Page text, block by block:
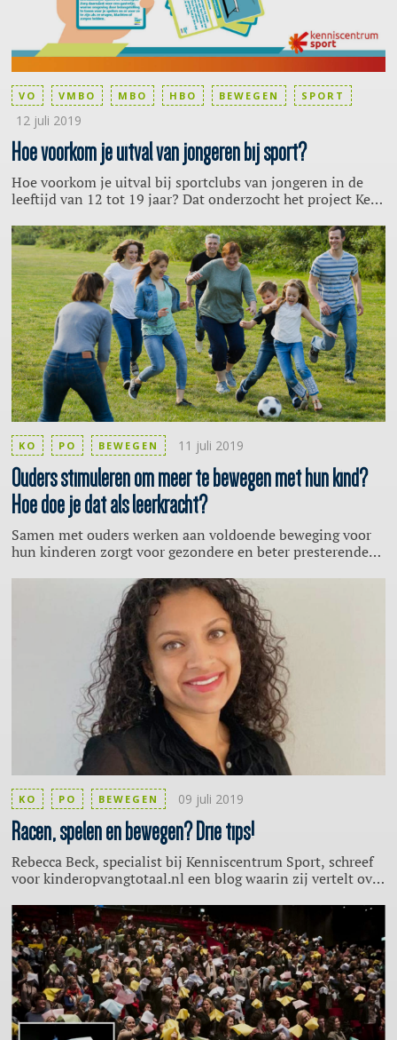
Hoe voorkom je uitval van jongeren bij sport?
Hoe voorkom je uitval bij sportclubs van jongeren in de
leeftijd van 12 tot 19 jaar? Dat onderzocht het project Keep
waarbij vanuit Nederland de Erasmus Universiteit
Rotterdam betrokken was. Het leidde onder meer tot een
toolkit met een kaartspel, waarin 14 uitvalfactoren worden
benoemd, inclusief acties die professionals in de sport die
met jongeren en jongvolwassenen werken kunnen
gebruiken. Maar ook voor sportclubs biedt het kaartspel
handvatten om jongeren te (blijven) motiveren, het
jeugdbeleid te verbeteren en een sportclub-actieplan op te
stellen.
VO VMBO MBO HBO BEWEGEN SPORT
12 juli 2019
Oudersstimuleren om meer te bewegen met hun kind?
Hoe doe je dat als leerkracht?
Samen met ouders werken aan voldoende beweging voor
hun kinderen zorgt voor gezondere en beter presterende
elkaar stonden in het stimuleren van beweging bij de
kinderen, gaan we nu steeds meer naar advisering 3.0. De
school informeert niet alleen, maar werkt daadwerkelijk
samen met de ouders om de leerlingen zo veel mogelijk te
laten bewegen.
KO PO BEWEGEN 11 juli 2019
Racen,spelen en bewegen? Drie tips!
Rebecca Beck, specialist bij Kenniscentrum Sport, schreef
voor kinderopvangtotaal.nl een blog waarin zij vertelt over
kinderen (4 en 1,5). De belangrijkste boodschap? Meer
beweging in de dag brengen hoeft niet ingewikkeld te zijn.
Rebecca heeft hiervoor drie tips.
KO PO BEWEGEN 09 juli 2019